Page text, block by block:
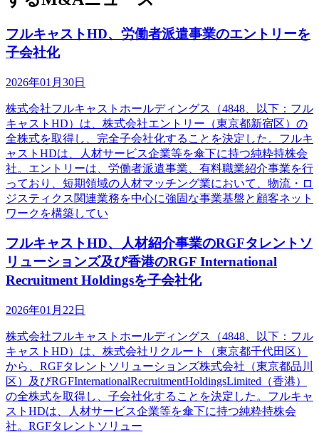
フルキャストHD、労働者派遣事業のエントリーを
子会社化
2026年01月30日
株式会社フルキャストホールディングス（4848、以下：フル
キャストHD）は、株式会社エントリー（東京都新宿区）の
全株式を取得し、完全子会社化することを決定した。フルキ
ャストHDは、人材サービス企業等を傘下に持つ純粋持株会
社。エントリーは、労働者派遣事業、有料職業紹介事業を行
っており、短期領域の人材マッチング業において、物流・ロ
ジスティクス関連業務を中心に強固な事業基盤と顧客ネット
ワークを構築してい
フルキャストHD、人材紹介事業のRGFタレントソ
リューションズ及び香港のRGF International
Recruitment Holdingsを子会社化
2026年01月22日
株式会社フルキャストホールディングス（4848、以下：フル
キャストHD）は、株式会社リクルート（東京都千代田区）
から、RGFタレントソリューションズ株式会社（東京都品川
区）及びRGFInternationalRecruitmentHoldingsLimited（香港）
の全株式を取得し、子会社化することを決定した。フルキャ
ストHDは、人材サービス企業等を傘下に持つ純粋持株会
社。RGFタレントソリュー